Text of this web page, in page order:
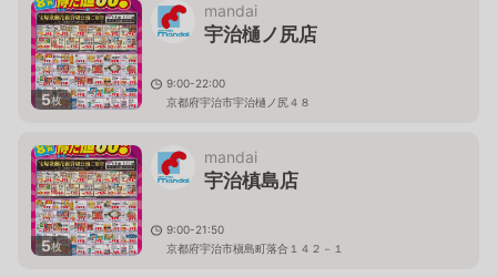
5枚
mandai
宇治樋ノ尻店
9:00-22:00
京都府宇治市宇治樋ノ尻４８
5枚
mandai
宇治槙島店
9:00-21:50
京都府宇治市槇島町落合１４２－１